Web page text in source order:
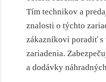
Tím technikov a
znalosti o týchto
zákazníkovi poradiť s
zariadenia.
a dodávky